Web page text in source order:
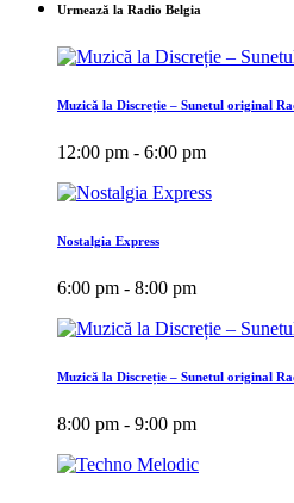
Urmează la Radio Belgia
Muzică la Discreție – Sunetul original
12:00 pm - 6:00 pm
Nostalgia Express
6:00 pm - 8:00 pm
Muzică la Discreție – Sunetul original
8:00 pm - 9:00 pm